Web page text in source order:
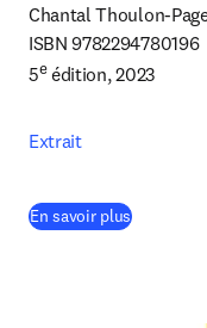
Chantal Thoulon-
ISBN 9782294780196
5e édition, 2023
Extrait
En savoir plus(